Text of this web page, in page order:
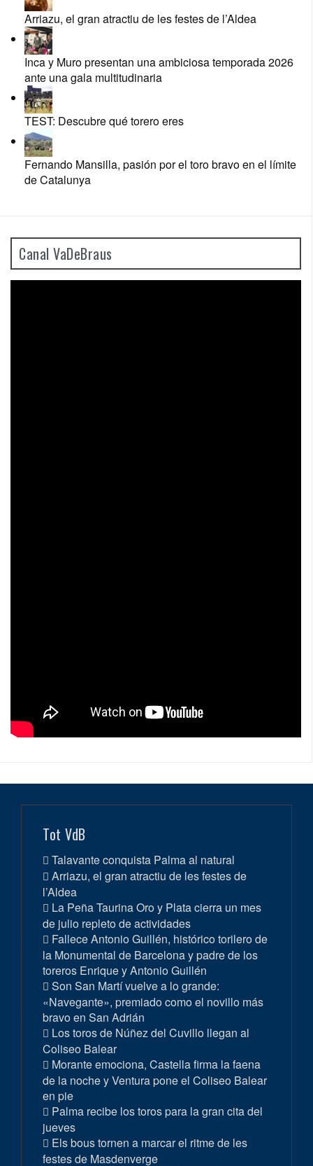
Arriazu, el gran atractiu de les festes de l’Aldea
Inca y Muro presentan una ambiciosa temporada 2026
ante una gala multitudinaria
TEST: Descubre qué torero eres
Fernando Mansilla, pasión por el toro bravo en el límite
de Catalunya
Canal VaDeBraus
Tot VdB
Talavante conquista Palma al natural
Arriazu, el gran atractiu de les festes de
l’Aldea
La Peña Taurina Oro y Plata cierra un mes
de julio repleto de actividades
Fallece Antonio Guillén, histórico torilero de
la Monumental de Barcelona y padre de los
toreros Enrique y Antonio Guillén
Son San Martí vuelve a lo grande:
«Navegante», premiado como el novillo más
bravo en San Adrián
Los toros de Núñez del Cuvillo llegan al
Coliseo Balear
Morante emociona, Castella firma la faena
de la noche y Ventura pone el Coliseo Balear
en pie
Palma recibe los toros para la gran cita del
jueves
Els bous tornen a marcar el ritme de les
festes de Masdenverge